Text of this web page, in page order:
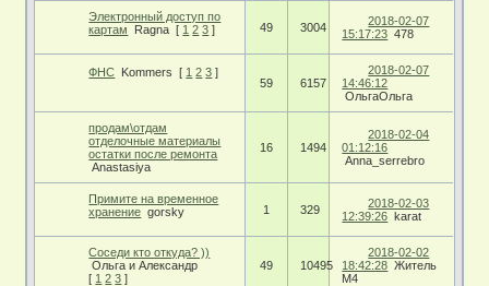
Электронный доступ по
картам
Ragna [ 1 2 3 ] 49 3004
2018-02-07
15:17:23 478
ФНС Kommers [ 1 2 3 ]
59
6157
2018-02-07
14:46:12
ОльгаОльга
продам\отдам
отделочные материалы
остатки после ремонта
Anastasiya
16 1494
2018-02-04
01:12:16
Anna_serrebro
Примите на временное
хранение gorsky 1 329
2018-02-03
12:39:26 karat
Соседи кто откуда? ))
Ольга и Александр
[ 1 2 3 ]
49 10495
2018-02-02
18:42:28 Житель
М4